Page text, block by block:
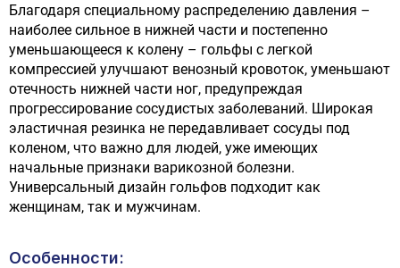
Благодаря специальному распределению давления –
наиболее сильное в нижней части и постепенно
уменьшающееся к колену – гольфы с легкой
компрессией улучшают венозный кровоток, уменьшают
отечность нижней части ног, предупреждая
прогрессирование сосудистых заболеваний. Широкая
эластичная резинка не передавливает сосуды под
коленом, что важно для людей, уже имеющих
начальные признаки варикозной болезни.
Универсальный дизайн гольфов подходит как
женщинам, так и мужчинам.
Особенности: